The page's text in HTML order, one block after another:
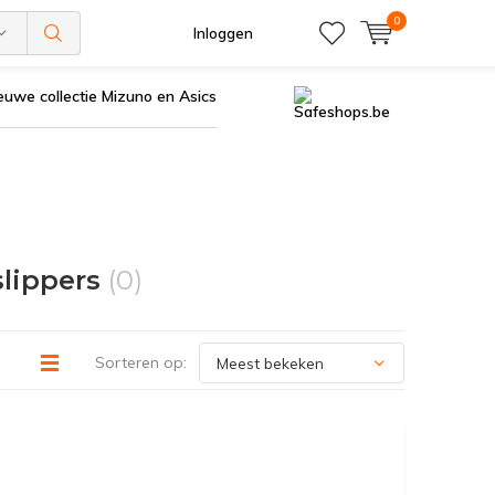
Inloggen
0
collectie Mizuno en Asics
(0)
Sorteren op: